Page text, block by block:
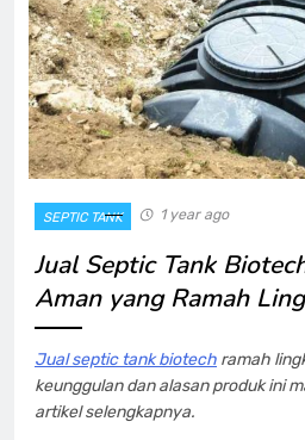
SEPTIC TANK 1 year ago
Jual Septic Tank
Aman yang Ramah
Jual septic tank biotech ramah
keunggulan dan alasan produk ini
artikel selengkapnya.